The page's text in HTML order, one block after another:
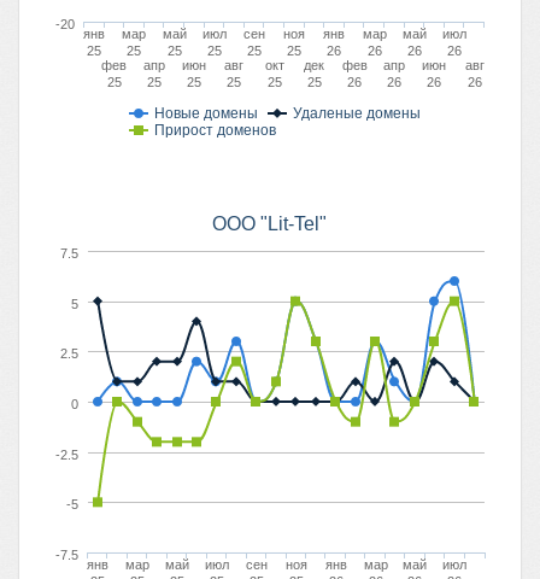
Новые домены
Удаленые домены
Прирост доменов
янв
25
фев
25
мар
25
апр
25
май
25
июн
25
июл
25
авг
25
сен
25
окт
25
ноя
25
дек
25
янв
26
фев
26
мар
26
апр
26
май
26
июн
26
июл
26
авг
26
-20
OOO "Lit-Tel"
янв
мар
май
июл
сен
ноя
янв
мар
май
июл
-7.5
-5
-2.5
0
2.5
5
7.5